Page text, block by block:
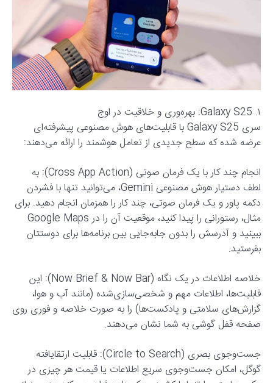
۱. Galaxy S25: بهره‌وری و خلاقیت در اوج
سری Galaxy S25 با قابلیت‌های هوش مصنوعی پیشرفته‌ای
عرضه شده که سطح جدیدی از تعامل هوشمند را ارائه می‌دهند:
انجام چند کار با یک فرمان صوتی (Cross App Action): به
لطف دستیار هوش مصنوعی Gemini، می‌توانید تنها با فشردن
دکمه پاور و یک فرمان صوتی، چند کار را همزمان انجام دهید. برای
مثال، رستورانی را پیدا کنید، موقعیت آن را در Google Maps
ببینید و آدرسش را بدون جابه‌جایی بین برنامه‌ها برای دوستتان
بفرستید.
خلاصه اطلاعات در یک نگاه (Now Brief & Now Bar): این
قابلیت‌ها، اطلاعات مهم و شخصی‌سازی‌شده (مانند آب و هوا،
گزارش‌های سلامتی و پادکست‌ها) را به صورت خلاصه و فوری روی
صفحه قفل گوشی به شما نشان می‌دهند.
جست‌وجوی بصری (Circle to Search): قابلیت ارتقایافته
گوگل، امکان جست‌وجوی سریع اطلاعات یا قیمت هر چیزی در